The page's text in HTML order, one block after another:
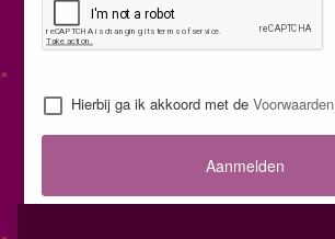
Hierbij ga ik akkoord met deVoorwaarden
Aanmelden